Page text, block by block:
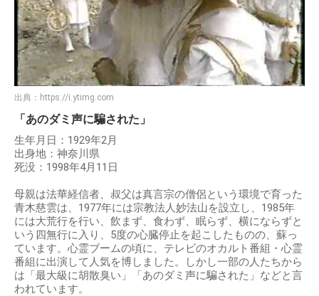
出典： https://i.ytimg.com
「あのダミ声に騙された」
生年月日：1929年2月
出身地：神奈川県
死没：1998年4月11日
母親は法華経信者、叔父は真言宗の僧侶という環境で育った
青木慈雲は、1977年には宗教法人妙法山を設立し、1985年
には大荒行を行い、飲まず、食わず、眠らず、横にならずと
いう四無行に入り、5度の心臓停止を起こしたものの、蘇っ
ています。心霊ブームの頃に、テレビのオカルト番組・心霊
番組に出演して人気を博しました。しかし一部の人たちから
は「最大級に胡散臭い」「あのダミ声に騙された」などと言
われています。